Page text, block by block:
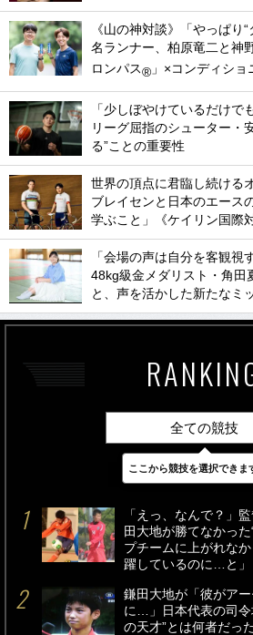
《山の神対談》「やっぱり
名ランナー、柏原竜二と神
ロンパス® 」×コンディショ
「少しぼやけているだけで
リーグ屈指のシューター・
る”ことの重要性
世界の頂点に君臨し続ける
ブレイセンと日本のエース
学ぶこと」《ケイリン国際
「会場の声は自分を客観視
48kg級金メダリスト・角田
と、声を活かした新たなミ
全ての競技
最新 24時間
「えっ、なんで？」
田大地が勝てなかっ
プチームに上がれな
躍しているのに…と」
鎌田大地が「彼がア
に…」日本代表の司令
の天才”とは何者だっ
ここから競技を選択できま